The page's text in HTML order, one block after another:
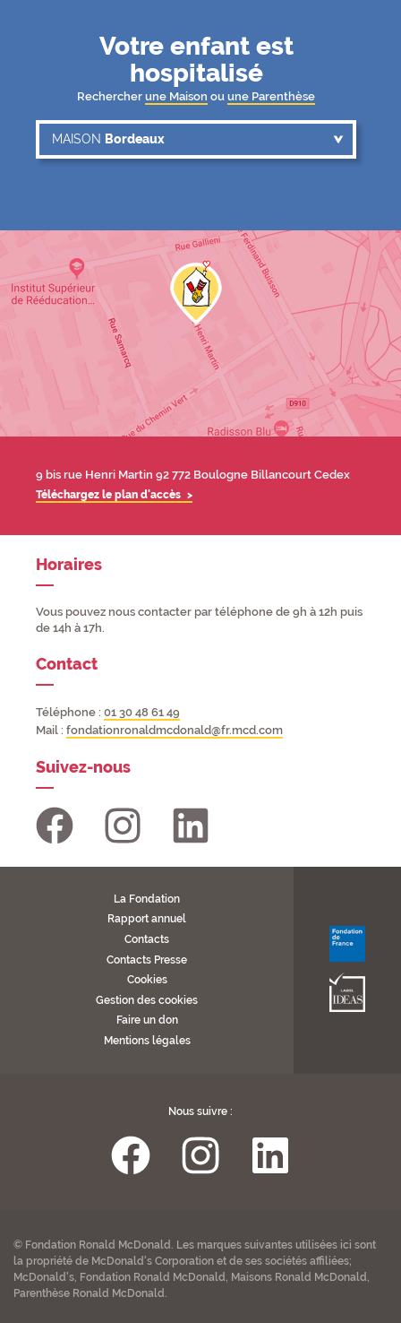
Votre enfant est
hospitalisé
Rechercher une Maison ou une Parenthèse
MAISON OU PARENTHÈSE
MAISON Bordeaux
Limoges
MAISON
MAISON
MAISON
Paris
MAISON
Strasbourg
MAISON
Toulouse
MAISON
PARENTHÈSE
Arras
Contact
Adresse
9 bis rue Henri Martin 92 772 Boulogne Billancourt Cedex
Téléchargez le plan d'accès
Horaires
Vous pouvez nous contacter par téléphone de 9h à 12h puis
de 14h à 17h.
Contact
Téléphone : 01 30 48 61 49
Mail : fondationronaldmcdonald@fr.mcd.com
Suivez-nous
La Fondation
Rapport annuel
Contacts
Contacts Presse
Cookies
Gestion des cookies
Faire un don
Mentions légales
Nous suivre :
© Fondation Ronald McDonald. Les marques suivantes utilisées ici sont
la propriété de McDonald's Corporation et de ses sociétés affiliées;
McDonald's, Fondation Ronald McDonald, Maisons Ronald McDonald,
Parenthèse Ronald McDonald.